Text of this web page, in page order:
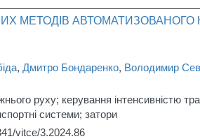
МЕТОДІВ АВТОМАТИЗОВАНОГО
, Дмитро Бондаренко, Володимир
руху; керування інтенсивністю
системи; затори
vitce/3.2024.86